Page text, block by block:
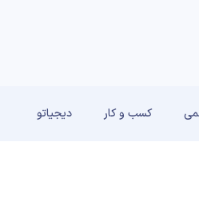
کسب و کار دیجیاتو